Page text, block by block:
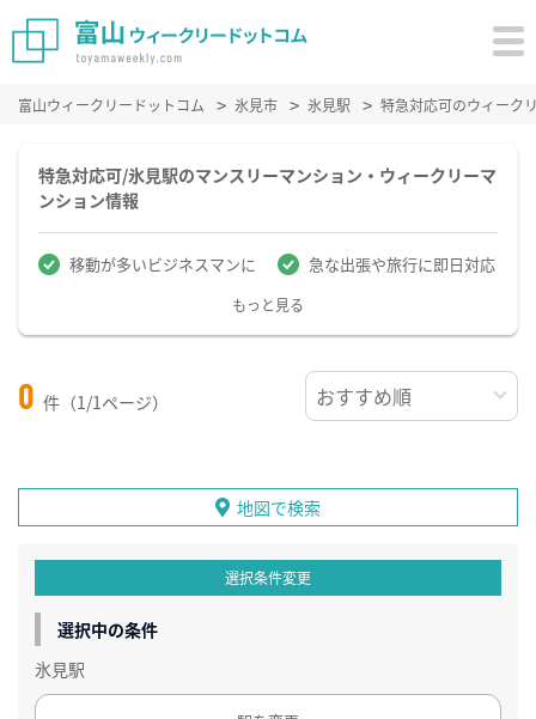
富山ウィークリードットコム 氷見市 氷見駅 特急対応可のウィーク
特急対応可/氷見駅のマンスリーマンション・ウィークリーマ
ンション情報
移動が多いビジネスマンに 急な出張や旅行に即日対応
もっと見る
0 件（1/1ページ）
地図で検索
選択条件変更
選択中の条件
氷見駅